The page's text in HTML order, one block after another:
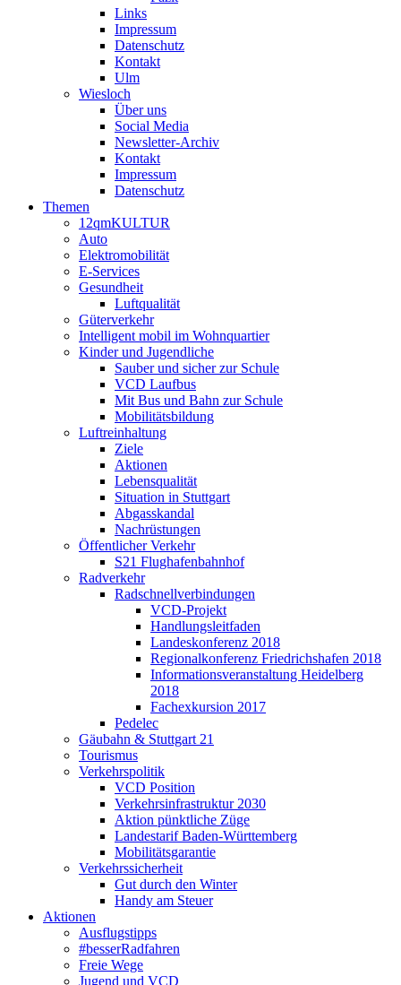
Links
Impressum
Datenschutz
Kontakt
Ulm
Wiesloch
Über uns
Social Media
Newsletter-Archiv
Kontakt
Impressum
Datenschutz
Themen
12qmKULTUR
Auto
Elektromobilität
E-Services
Gesundheit
Luftqualität
Güterverkehr
Intelligent mobil im Wohnquartier
Kinder und Jugendliche
Sauber und sicher zur Schule
VCD Laufbus
Mit Bus und Bahn zur Schule
Mobilitätsbildung
Luftreinhaltung
Ziele
Aktionen
Lebensqualität
Situation in Stuttgart
Abgasskandal
Nachrüstungen
Öffentlicher Verkehr
S21 Flughafenbahnhof
Radverkehr
Radschnellverbindungen
VCD-Projekt
Handlungsleitfaden
Landeskonferenz 2018
Regionalkonferenz Friedrichshafen 2018
Informationsveranstaltung Heidelberg
2018
Fachexkursion 2017
Pedelec
Gäubahn & Stuttgart 21
Tourismus
Verkehrspolitik
VCD Position
Verkehrsinfrastruktur 2030
Aktion pünktliche Züge
Landestarif Baden-Württemberg
Mobilitätsgarantie
Verkehrssicherheit
Gut durch den Winter
Handy am Steuer
Aktionen
Ausflugstipps
#besserRadfahren
Freie Wege
Jugend und VCD